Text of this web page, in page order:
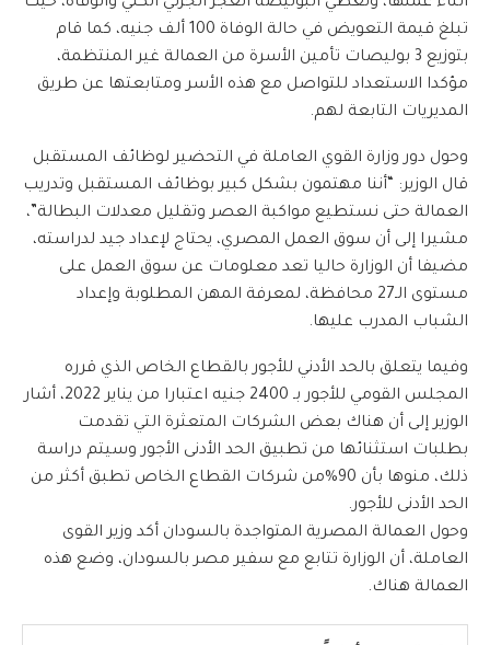
تبلغ قيمة التعويض في حالة الوفاة 100 ألف جنيه، كما قام
بتوزيع 3 بوليصات تأمين الأسرة من العمالة غير المنتظمة،
مؤكدا الاستعداد للتواصل مع هذه الأسر ومتابعتها عن طريق
المديريات التابعة لهم.
وحول دور وزارة القوي العاملة في التحضير لوظائف المستقبل
قال الوزير: “أننا مهتمون بشكل كبير بوظائف المستقبل وتدريب
العمالة حتى نستطيع مواكبة العصر وتقليل معدلات البطالة”،
مشيرا إلى أن سوق العمل المصري، يحتاج لإعداد جيد لدراسته،
مضيفا أن الوزارة حاليا تعد معلومات عن سوق العمل على
مستوى الـ27 محافظة، لمعرفة المهن المطلوبة وإعداد
الشباب المدرب عليها.
وفيما يتعلق بالحد الأدني للأجور بالقطاع الخاص الذي قرره
المجلس القومي للأجور بـ 2400 جنيه اعتبارا من يناير 2022، أشار
الوزير إلى أن هناك بعض الشركات المتعثرة التي تقدمت
بطلبات استثنائها من تطبيق الحد الأدنى الأجور وسيتم دراسة
ذلك، منوها بأن 90%من شركات القطاع الخاص تطبق أكثر من
الحد الأدنى للأجور.
وحول العمالة المصرية المتواجدة بالسودان أكد وزير القوى
العاملة، أن الوزارة تتابع مع سفير مصر بالسودان، وضع هذه
العمالة هناك.